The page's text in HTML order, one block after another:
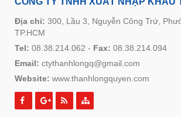
Địa chỉ: 300, Lầu 3, Nguyễn Công Trứ,
TP.HCM
Tel: 08.38.214.062 - Fax: 08.38.214.094
Email: ctythanhlongq@gmail.com
Website: www.thanhlongquyen.com